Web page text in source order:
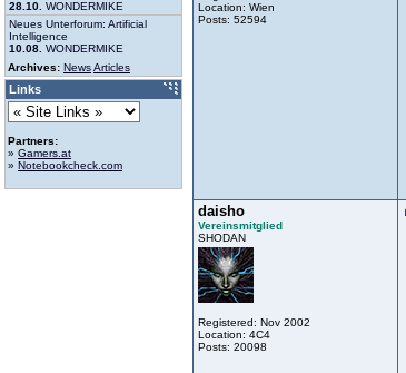
Location: Wien
Posts: 52594
daisho
Vereinsmitglied
SHODAN
Registered: Nov 2002
Location: 4C4
Posts: 20098
28.10. WONDERMIKE
Neues Unterforum: Artificial
Intelligence
10.08. WONDERMIKE
Archives: NewsArticles
Links
Partners:
» Gamers.at
» Notebookcheck.com